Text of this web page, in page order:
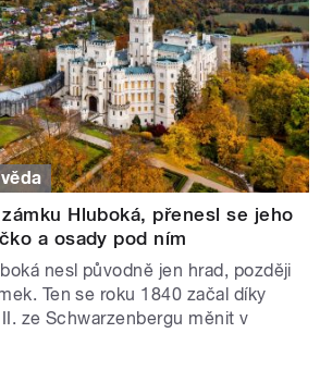
Hluboká, přenesl se jeho
a osady pod ním
nesl původně jen hrad, později
Ten se roku 1840 začal díky
ze Schwarzenbergu měnit v